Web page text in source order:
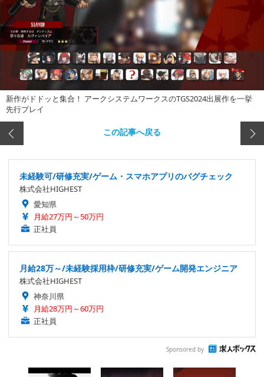
新作がドドッと集合！ アークシステムワークスのTGS2024出展作を一挙
先行プレイ
この記事へ戻る
未経験可/研修充実/ゲーム・スマホアプリのバグチェック
株式会社HIGHEST
愛知県
月給27万円～50万円
正社員
月給28万～/未経験採用枠/研修充実/ゲーム開発エンジニア
株式会社HIGHEST
神奈川県
月給28万円～60万円
正社員
Sponsored by